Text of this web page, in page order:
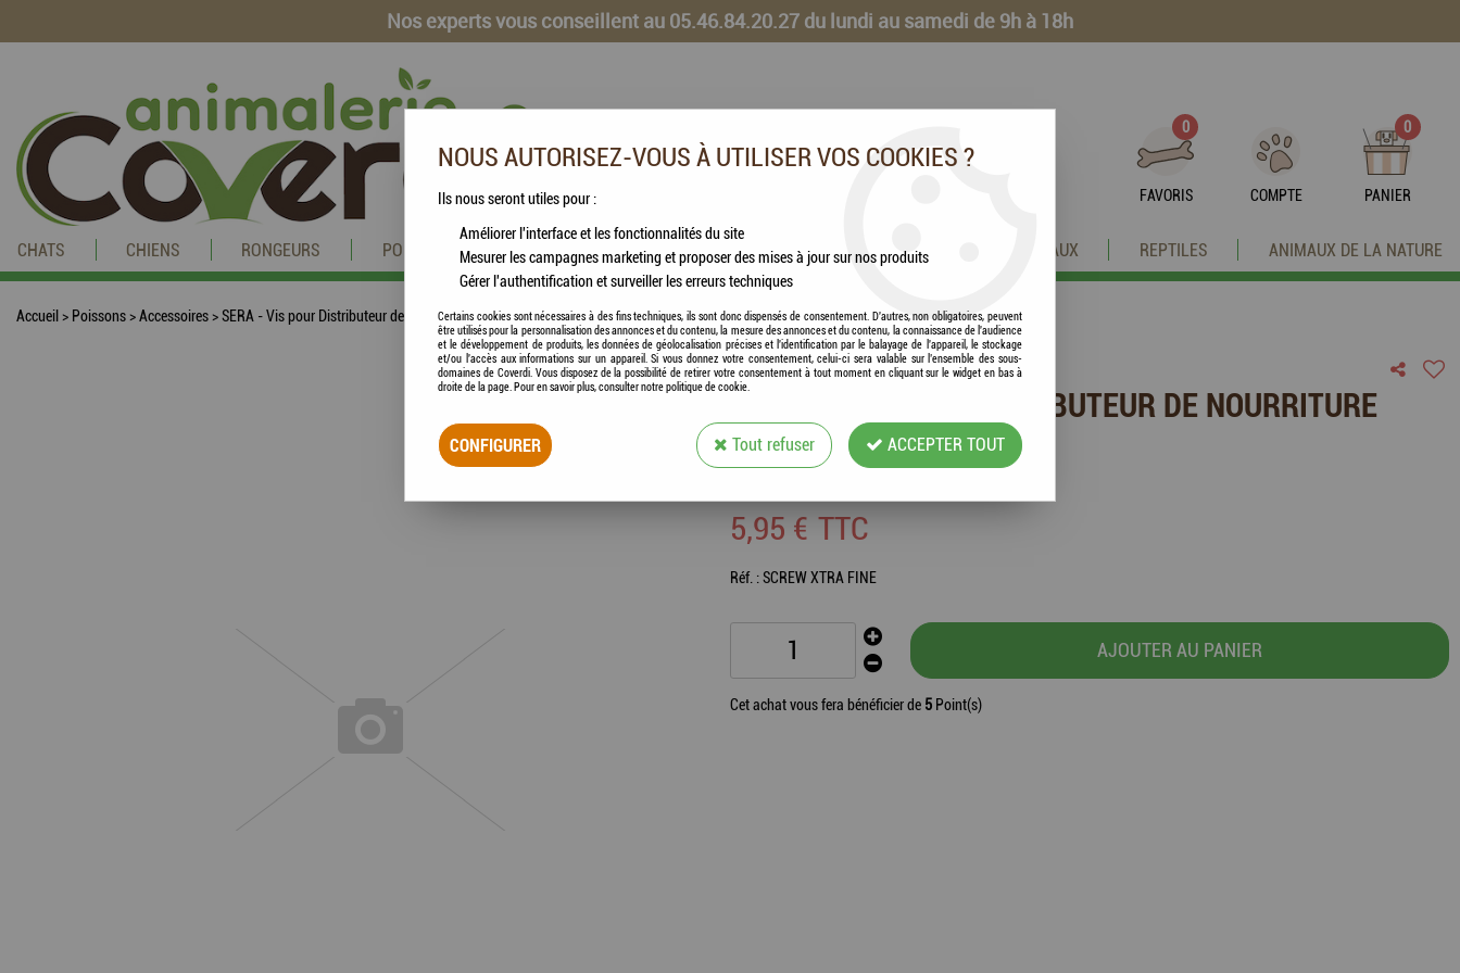
Nos experts vous conseillent au 05.46.84.20.27 du lundi au samedi de 9h à 18h
0
FAVORIS COMPTE
0
PANIER
CHATS CHIENS RONGEURS POISSONS CHEVAUX VOLAILLES ANIMAUX DE LA FERME OISEAUX REPTILES ANIMAUX DE LA NATURE
Accueil > Poissons>Accessoires>SERA - Vis pour Distributeur de Nourriture Screw Xtra Fine
SERA - VIS POUR DISTRIBUTEUR DE NOURRITURE
SCREW XTRA FINE
5,95 € TTC
Réf. :SCREW XTRA FINE
AJOUTER AU PANIER
Cet achat vous fera bénéficier de 5 Point(s)
NOUS AUTORISEZ-VOUS À UTILISER VOS COOKIES ?
Ils nous seront utiles pour :
Améliorer l'interface et les fonctionnalités du site
Mesurer les campagnes marketing et proposer des mises à jour sur nos produits
Gérer l'authentification et surveiller les erreurs techniques
Certains cookies sont nécessaires à des fins techniques, ils sont donc dispensés de consentement. D'autres, non obligatoires, peuvent
être utilisés pour la personnalisation des annonces et du contenu, la mesure des annonces et du contenu, la connaissance de l'audience
et le développement de produits, les données de géolocalisation précises et l'identification par le balayage de l'appareil, le stockage
et/ou l'accès aux informations sur un appareil. Si vous donnez votre consentement, celui-ci sera valable sur l’ensemble des sous-
domaines de Coverdi. Vous disposez de la possibilité de retirer votre consentement à tout moment en cliquant sur le widget en bas à
droite de la page. Pour en savoir plus, consulter notre politique de cookie.
CONFIGURER Tout refuser ACCEPTER TOUT